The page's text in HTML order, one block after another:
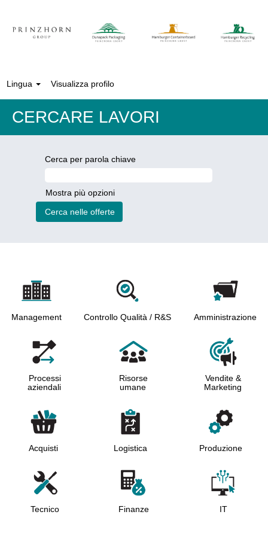
Lingua Visualizza profilo
CERCARE LAVORI
Cerca per parola chiave
Mostra più opzioni
Management Controllo Qualità / R&S Amministrazione
Processi
aziendali
Risorse
umane
Vendite &
Marketing
Acquisti Logistica Produzione
Tecnico Finanze IТ